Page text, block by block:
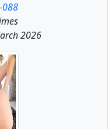
088
2026